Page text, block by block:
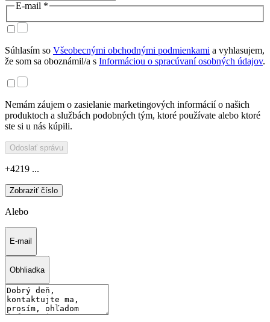
E-mail *
Súhlasím so Všeobecnými obchodnými podmienkami a vyhlasujem,
že som sa oboznámil/a s Informáciou o spracúvaní osobných údajov.
Nemám záujem o zasielanie marketingových informácií o našich
produktoch a službách podobných tým, ktoré používate alebo ktoré
ste si u nás kúpili.
Odoslať správu
+4219 ...
Zobraziť číslo
Alebo
E-mail
Obhliadka